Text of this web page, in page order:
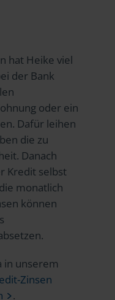
hat Heike viel
der Bank
oder ein
Dafür leihen
die zu
Danach
Kredit selbst
monatlich
können
in unserem
Zinsen
.